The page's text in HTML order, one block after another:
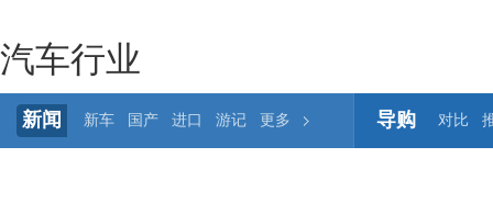
汽车行业
新闻 新车 国产 进口 游记 更多 导购 对比